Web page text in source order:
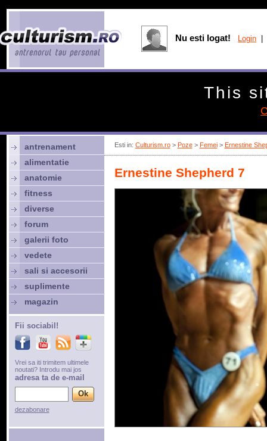
Esti in: Culturism.ro> Poze> Femei> Ernestine
Ernestine Shepherd 7
antrenament
alimentatie
anatomie
fitness
diverse
forum
galerii foto
vedete
sali si accesorii
suplimente
magazin
Fii sociabil!
Vrei sa iti trimitem ultimele
noutati? Introdu mai jos
adresa ta de e-mail
dezabonare
Nu esti logat! Login
This